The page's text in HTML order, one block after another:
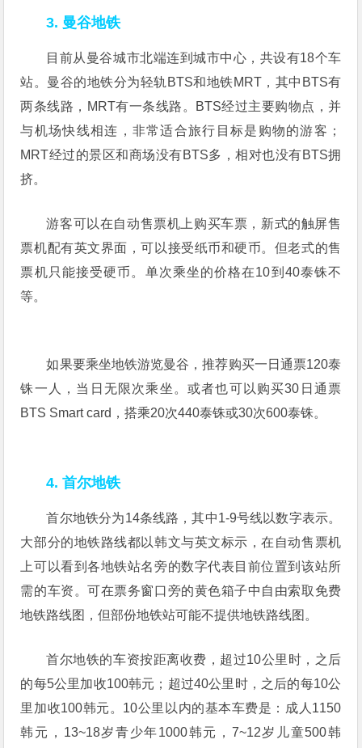
3. 曼谷地铁
目前从曼谷城市北端连到城市中心，共设有18个车
站。曼谷的地铁分为轻轨BTS和地铁MRT，其中BTS有
两条线路，MRT有一条线路。BTS经过主要购物点，并
与机场快线相连，非常适合旅行目标是购物的游客；
MRT经过的景区和商场没有BTS多，相对也没有BTS拥
挤。
游客可以在自动售票机上购买车票，新式的触屏售
票机配有英文界面，可以接受纸币和硬币。但老式的售
票机只能接受硬币。单次乘坐的价格在10到40泰铢不
等。
如果要乘坐地铁游览曼谷，推荐购买一日通票120泰
铢一人，当日无限次乘坐。或者也可以购买30日通票
BTS Smart card，搭乘20次440泰铢或30次600泰铢。
4. 首尔地铁
首尔地铁分为14条线路，其中1-9号线以数字表示。
大部分的地铁路线都以韩文与英文标示，在自动售票机
上可以看到各地铁站名旁的数字代表目前位置到该站所
需的车资。可在票务窗口旁的黄色箱子中自由索取免费
地铁路线图，但部份地铁站可能不提供地铁路线图。
首尔地铁的车资按距离收费，超过10公里时，之后
的每5公里加收100韩元；超过40公里时，之后的每10公
里加收100韩元。10公里以内的基本车费是：成人1150
韩元，13~18岁青少年1000韩元，7~12岁儿童500韩